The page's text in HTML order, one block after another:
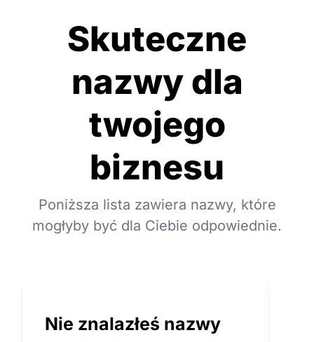
Skuteczne
nazwy dla
twojego
biznesu
Poniższa lista zawiera nazwy, które
mogłyby być dla Ciebie odpowiednie.
Nie znalazłeś nazwy